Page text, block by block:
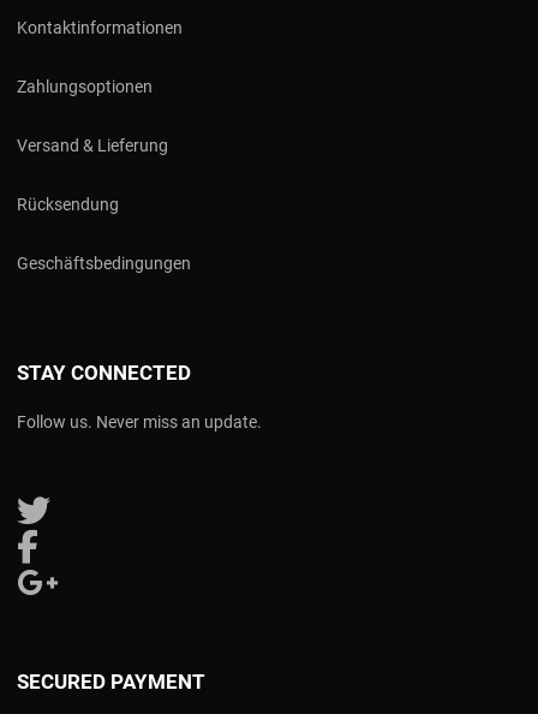
Kontaktinformationen
Zahlungsoptionen
Versand & Lieferung
Rücksendung
Geschäftsbedingungen
STAY CONNECTED
Follow us. Never miss an update.
Follow us on Twitter
SECURED PAYMENT